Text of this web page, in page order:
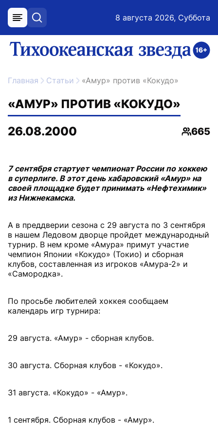
меню поиск 8 августа 2026, Суббота
ссылка на главную
Главная Статьи «Амур» против «Кокудо»
«АМУР» ПРОТИВ «КОКУДО»
26.08.2000
665
7 сентября стартует чемпионат России по хоккею
в суперлиге. В этот день хабаровский «Амур» на
своей площадке будет принимать «Нефтехимик»
из Нижнекамска.
А в преддверии сезона с 29 августа по 3 сентября
в нашем Ледовом дворце пройдет международный
турнир. В нем кроме «Амура» примут участие
чемпион Японии «Кокудо» (Токио) и сборная
клубов, составленная из игроков «Амура-2» и
«Самородка».
По просьбе любителей хоккея сообщаем
календарь игр турнира:
29 августа. «Амур» - сборная клубов.
30 августа. Сборная клубов - «Кокудо».
31 августа. «Кокудо» - «Амур».
1 сентября. Сборная клубов - «Амур».